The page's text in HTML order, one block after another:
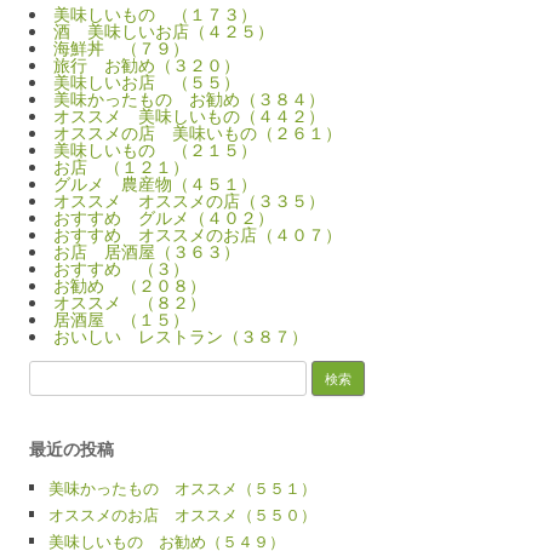
美味しいもの （１７３）
酒 美味しいお店（４２５）
海鮮丼 （７９）
旅行 お勧め（３２０）
美味しいお店 （５５）
美味かったもの お勧め（３８４）
オススメ 美味しいもの（４４２）
オススメの店 美味いもの（２６１）
美味しいもの （２１５）
お店 （１２１）
グルメ 農産物（４５１）
オススメ オススメの店（３３５）
おすすめ グルメ（４０２）
おすすめ オススメのお店（４０７）
お店 居酒屋（３６３）
おすすめ （３）
お勧め （２０８）
オススメ （８２）
居酒屋 （１５）
おいしい レストラン（３８７）
索:
最近の投稿
美味かったもの オススメ（５５１）
オススメのお店 オススメ（５５０）
美味しいもの お勧め（５４９）